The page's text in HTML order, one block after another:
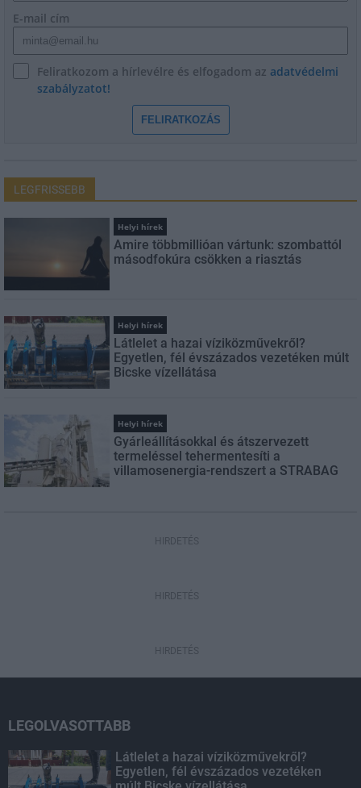
E-mail cím
Feliratkozom a hírlevélre és elfogadom az adatvédelmi
szabályzatot!
FELIRATKOZÁS
LEGFRISSEBB
Helyi hírek
Amire többmillióan vártunk: szombattól
másodfokúra csökken a riasztás
Helyi hírek
Látlelet a hazai víziközművekről?
Egyetlen, fél évszázados vezetéken múlt
Bicske vízellátása
Helyi hírek
Gyárleállításokkal és átszervezett
termeléssel tehermentesíti a
villamosenergia-rendszert a STRABAG
HIRDETÉS
HIRDETÉS
HIRDETÉS
LEGOLVASOTTABB
Látlelet a hazai víziközművekről?
Egyetlen, fél évszázados vezetéken